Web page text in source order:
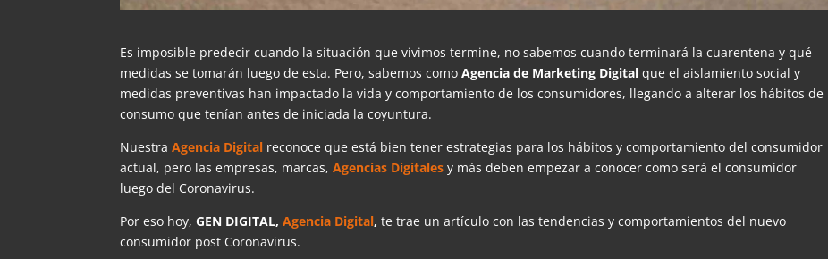
Es imposible predecir cuando la situación que vivimos termine, no sabemos cuando terminará la cuarentena y qué
medidas se tomarán luego de esta. Pero, sabemos comoAgencia de Marketing Digitalque el aislamiento social y
medidas preventivas han impactado la vida y comportamiento de los consumidores, llegando a alterar los hábitos de
consumo que tenían antes de iniciada la coyuntura.
NuestraAgencia Digital reconoce que está bien tener estrategias para los hábitos y comportamiento del consumidor
actual, pero las empresas, marcas,Agencias Digitales y más deben empezar a conocer como será el consumidor
luego del Coronavirus.
Por eso hoy,GEN DIGITAL,Agencia Digital, te trae un artículo con las tendencias y comportamientos del nuevo
consumidor post Coronavirus.